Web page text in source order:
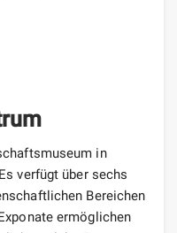
in
verfügt über sechs
Bereichen
ermöglichen